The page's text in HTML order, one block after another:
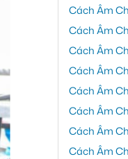
Cách Âm
Cách Âm
Cách Âm
Cách Âm
Cách Âm
Cách Âm
Cách Âm
Cách Âm